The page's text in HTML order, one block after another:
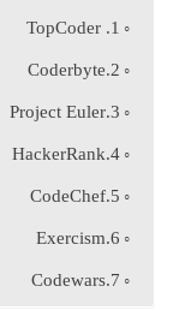
ی
ک
1. TopCoder
2.Coderbyte
3.Project Euler
4.HackerRank
5.CodeChef
6.Exercism
7.Codewars